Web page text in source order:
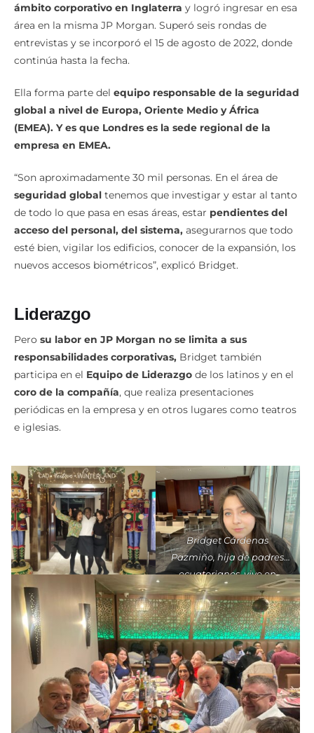
descubrió unvasto mundo de oportunidades en el
ámbito corporativo en Inglaterray logró ingresar en esa
área en la misma JP Morgan. Superó seis rondas de
entrevistas y se incorporó el 15 de agosto de 2022, donde
Ella forma parte delequipo responsable de la seguridad
global a nivel de Europa, Oriente Medio y África
(EMEA). Y es que Londres es la sede regional de la
“Son aproximadamente 30 mil personas. En el área de
seguridad globaltenemos que investigar y estar al tanto
de todo lo que pasa en esas áreas, estarpendientes del
acceso del personal, del sistema,asegurarnos que todo
esté bien, vigilar los edificios, conocer de la expansión, los
Liderazgo
Perosu labor en JP Morgan no se limita a sus
responsabilidades corporativas,Bridget también
participa en elEquipo de Liderazgode los latinos y en el
coro de la compañía, que realiza presentaciones
periódicas en la empresa y en otros lugares como teatros
Bridget Cárdenas
Pazmiño, hija de padres
ecuatorianos, vive en
Londres. Cortesía